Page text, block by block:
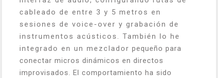
cableado de entre 3 y 5 metros en
sesiones de voice-over y grabación de
instrumentos acústicos. También lo he
integrado en un mezclador pequeño para
conectar micros dinámicos en directos
improvisados. El comportamiento ha sido